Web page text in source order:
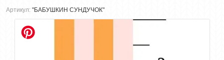
Артикул: "БАБУШКИН СУНДУЧОК"